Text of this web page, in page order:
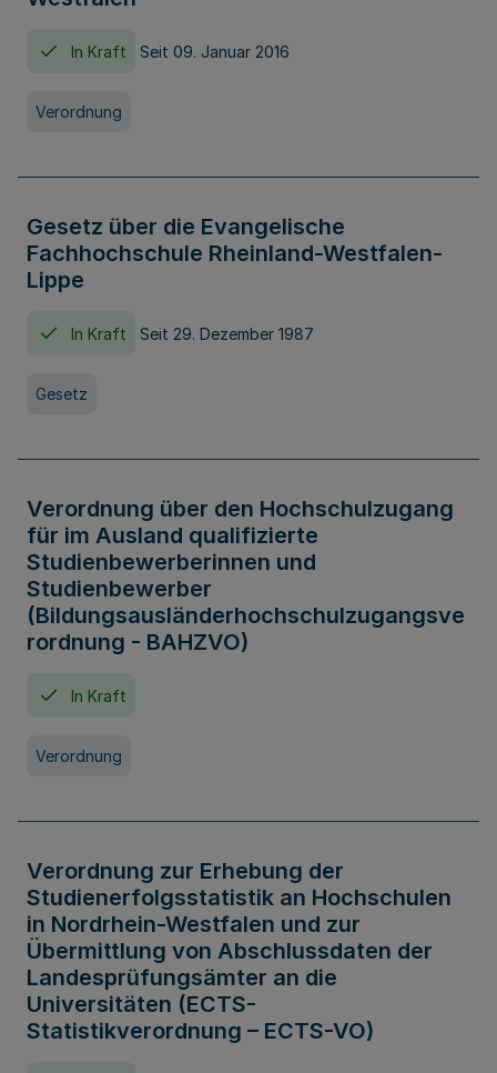
In Kraft Seit 09. Januar 2016
Verordnung
Gesetz über die Evangelische
Fachhochschule Rheinland-Westfalen-
Lippe
In Kraft Seit 29. Dezember 1987
Gesetz
Verordnung über den Hochschulzugang
für im Ausland qualifizierte
Studienbewerberinnen und
Studienbewerber
(Bildungsausländerhochschulzugangsve
rordnung - BAHZVO)
In Kraft
Verordnung
Verordnung zur Erhebung der
Studienerfolgsstatistik an Hochschulen
in Nordrhein-Westfalen und zur
Übermittlung von Abschlussdaten der
Landesprüfungsämter an die
Universitäten (ECTS-
Statistikverordnung – ECTS-VO)